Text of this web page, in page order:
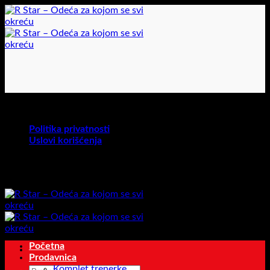
Preskoči
na
sadržaj
Politika privatnosti
Uslovi korišćenja
Početna
Prodavnica